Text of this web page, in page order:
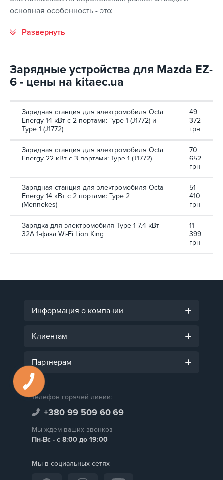
основная особенность - это:
Зарядные устройства для Mazda EZ-
6 - цены на kitaec.ua
Зарядная станция для электромобиля Octa
Energy 14 кВт с 2 портами: Type 1 (J1772) и
Type 1 (J1772)
49
372
грн
Зарядная станция для электромобиля Octa
Energy 22 кВт с 3 портами: Type 1 (J1772)
70
652
грн
Зарядная станция для электромобиля Octa
Energy 14 кВт с 2 портами: Type 2
(Mennekes)
51
410
грн
Зарядка для электромобиля Type 1 7.4 кВт
32А 1-фаза Wi-Fi Lion King
11
399
грн
Информация о компании
Клиентам
Партнерам
Телефон горячей линии:
+380 99 509 60 69
Мы ждем ваших звонков
Пн-Вс - с 8:00 до 19:00
Мы в социальных сетях